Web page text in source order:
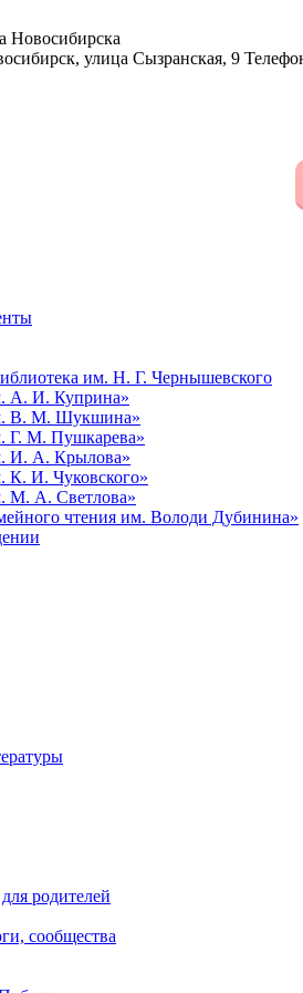
Новосибирска
улица Сызранская, 9
им. Н. Г. Чернышевского
А. И. Куприна»
В. М. Шукшина»
Г. М. Пушкарева»
И. А. Крылова»
К. И. Чуковского»
М. А. Светлова»
чтения им. Володи Дубинина»
родителей
сообщества